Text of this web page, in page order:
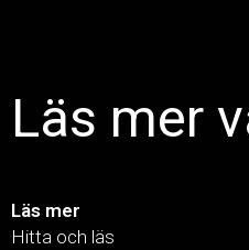
Läs mer
Läs mer
Hitta och läs